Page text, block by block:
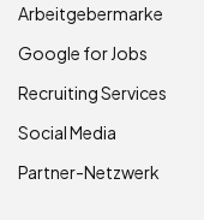
Arbeitgebermarke
Google for Jobs
Recruiting Services
Social Media
Partner-Netzwerk